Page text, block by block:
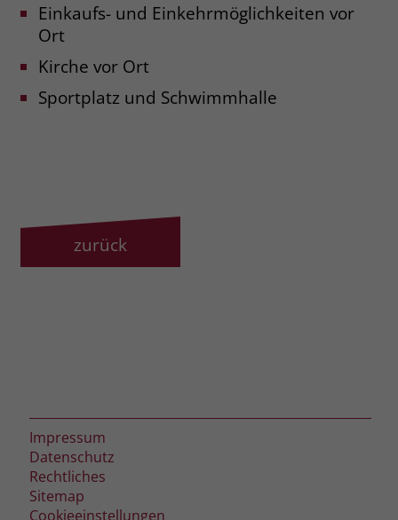
Einkaufs- und Einkehrmöglichkeiten vor
Ort
Kirche vor Ort
Sportplatz und Schwimmhalle
zurück
Impressum
Datenschutz
Rechtliches
Sitemap
Cookieeinstellungen
Zweck
Nutzers auf verschiedenen Websites
und meldet dieses Verhalten an
gesammelten Daten nutzen, um den
Nutzer besser zu verstehen und
bessere, relevantere Werbung zu